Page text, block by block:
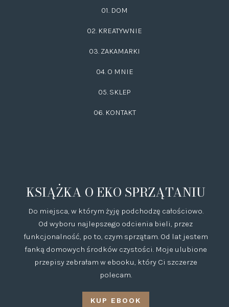
01. DOM
02. KREATYWNIE
03. ZAKAMARKI
04. O MNIE
05. SKLEP
06. KONTAKT
KSIĄŻKA O EKO SPRZĄTANIU
Do miejsca, w którym żyję podchodzę całościowo.
Od wyboru najlepszego odcienia bieli, przez
funkcjonalność, po to, czym sprzątam. Od lat jestem
fanką domowych środków czystości. Moje ulubione
przepisy zebrałam w ebooku, który Ci szczerze
polecam.
KUP EBOOK